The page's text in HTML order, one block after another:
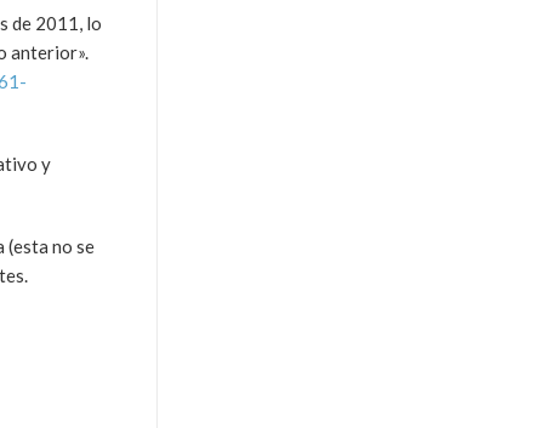
de 2011, lo
anterior».
y
(esta no se